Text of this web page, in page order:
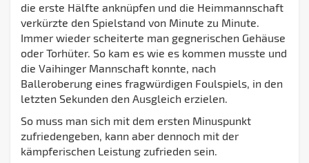
die erste Hälfte anknüpfen und die Heimmannschaft
verkürzte den Spielstand von Minute zu Minute.
Immer wieder scheiterte man gegnerischen Gehäuse
oder Torhüter. So kam es wie es kommen musste und
die Vaihinger Mannschaft konnte, nach
Balleroberung eines fragwürdigen Foulspiels, in den
letzten Sekunden den Ausgleich erzielen.
So muss man sich mit dem ersten Minuspunkt
zufriedengeben, kann aber dennoch mit der
kämpferischen Leistung zufrieden sein.